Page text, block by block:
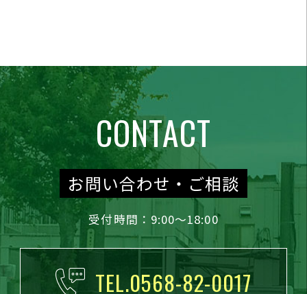
CONTACT
お問い合わせ・ご相談
受付時間：9:00～18:00
TEL.0568-82-0017